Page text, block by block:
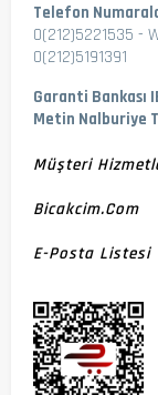
Telefon
0(212)5221535 -
0(212)5191391
Garanti Bankası
Metin Nalburiye
Müşteri
Bicakcim.com
E-Posta Listesi